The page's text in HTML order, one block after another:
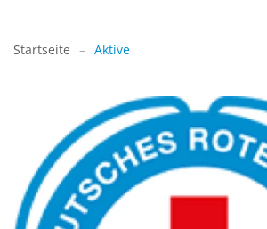
Startseite Aktive